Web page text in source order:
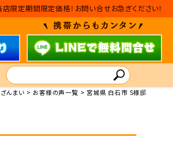
限定期間限定価格！お問い合せお急ぎください！
んまい お客様の声一覧 宮城県 白石市 S様邸